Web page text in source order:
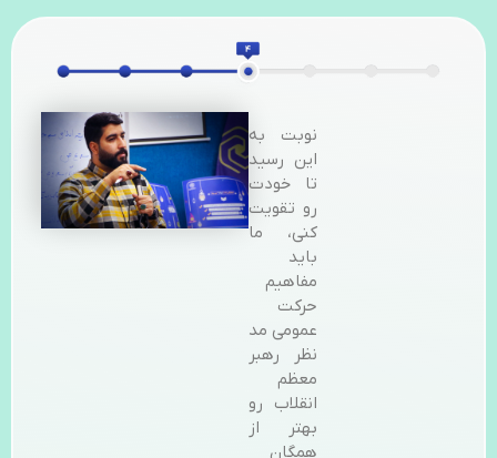
نوبت به
این رسید
تا خودت
رو تقویت
کنی، ما
باید
مفاهیم
حرکت
عمومی مد
نظر رهبر
معظم
انقلاب رو
بهتر از
همگان